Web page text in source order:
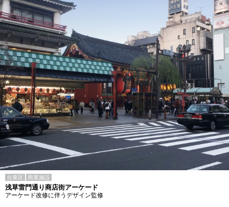
台東区 商業施設
浅草雷門通り商店街アーケード
アーケード改修に伴うデザイン監修